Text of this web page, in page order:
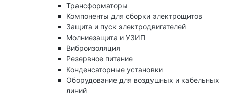
Трансформаторы
Компоненты для сборки электрощитов
Защита и пуск электродвигателей
Молниезащита и УЗИП
Виброизоляция
Резервное питание
Конденсаторные установки
Оборудование для воздушных и кабельных
линий